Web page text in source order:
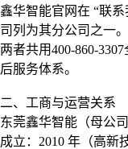
鑫华智能官网在 “联
司列为其分公司之一。
两者共用400-860-
后服务体系。
二、工商与运营关系
东莞鑫华智能（母公司
成立：2010 年（高新